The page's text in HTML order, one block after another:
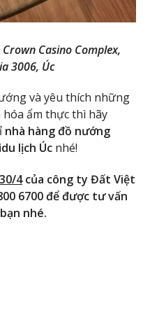
Casino Complex,
3006, Úc
và yêu thích những
ẩm thực thì hãy
nhà hàng đồ nướng
du lịch Úc nhé!
4của công ty Đất Việt
6700 để được tư vấn
nhé.